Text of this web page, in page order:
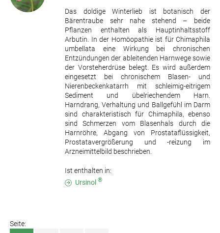
Das doldige Winterlieb ist botanisch der
Bärentraube sehr nahe stehend – beide
Pflanzen enthalten als Hauptinhaltsstoff
Arbutin. In der Homöopathie ist für Chimaphila
umbellata eine Wirkung bei chronischen
Entzündungen der ableitenden Harnwege sowie
der Vorsteherdrüse belegt. Es wird außerdem
eingesetzt bei chronischem Blasen- und
Nierenbeckenkatarrh mit schleimig-eitrigem
Sediment und übelriechendem Harn.
Harndrang, Verhaltung und Ballgefühl im Darm
sind charakteristisch für Chimaphila, ebenso
sind Schmerzen vom Blasenhals durch die
Harnröhre, Abgang von Prostataflüssigkeit,
Prostatavergrößerung und -reizung im
Arzneimittelbild beschrieben.
Ist enthalten in:
Ursinol ®
Seite: